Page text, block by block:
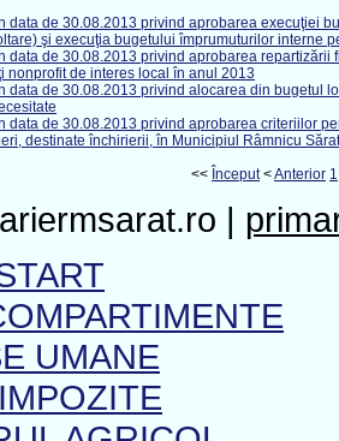
data de 30.08.2013 privind aprobarea execuţiei
şi execuţia bugetului împrumuturilor interne
data de 30.08.2013 privind aprobarea
nonprofit de interes local în anul 2013
data de 30.08.2013 privind alocarea din bugetul
data de 30.08.2013 privind aprobarea criteriilor
destinate închirierii, în Municipiul Râmnicu Sărat
<< Început<Anterior 1
|
UMANE